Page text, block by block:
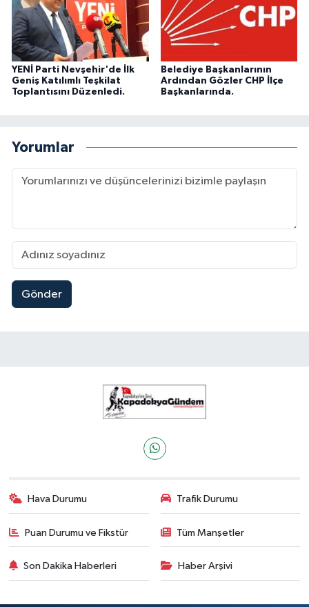
YENİ Parti Nevşehir'de İlk
Geniş Katılımlı Teşkilat
Toplantısını Düzenledi.
Belediye Başkanlarının
Ardından Gözler CHP İlçe
Başkanlarında.
Yorumlar
Gönder
Hava Durumu Trafik Durumu
Puan Durumu ve Fikstür Tüm Manşetler
Son Dakika Haberleri Haber Arşivi